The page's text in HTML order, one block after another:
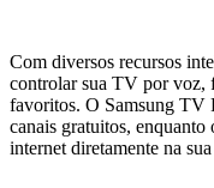
Com diversos recursos
controlar sua TV por voz,
favoritos. O Samsung TV
canais gratuitos,
internet diretamente na